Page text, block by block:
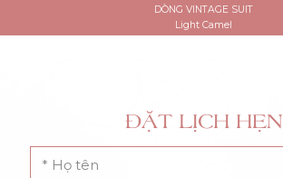
DÒNG VINTAGE SUIT
Light Camel
ĐẶT LỊCH HẸN